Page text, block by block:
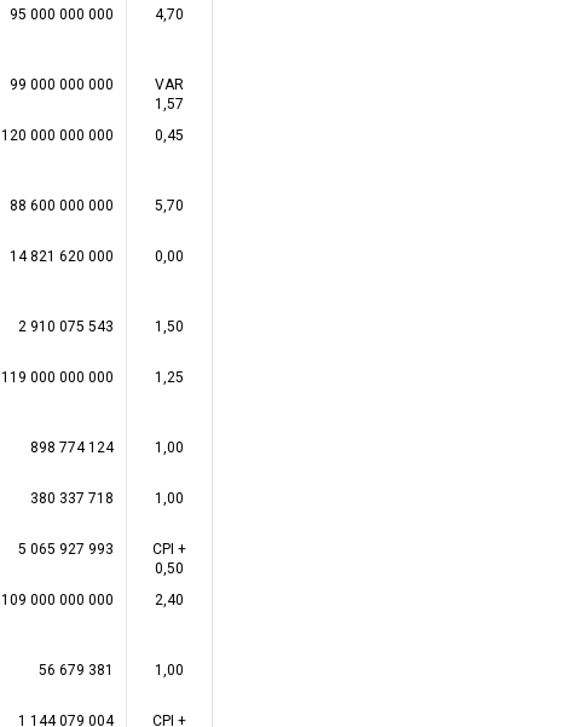
95 000 000 000 4,70
99 000 000 000
VAR
1,57
120 000 000 000 0,45
88 600 000 000 5,70
14 821 620 000 0,00
2 910 075 543 1,50
119 000 000 000 1,25
898 774 124 1,00
380 337 718 1,00
5 065 927 993
CPI +
0,50
109 000 000 000 2,40
56 679 381 1,00
1 144 079 004
CPI +